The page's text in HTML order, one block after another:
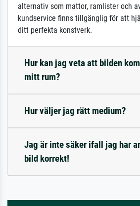
alternativ som mattor, ramlister och
kundservice finns tillgänglig för att
ditt perfekta konstverk.
Hur kan jag veta att bilden
mitt rum?
Hur väljer jag rätt medium?
Jag är inte säker ifall jag har
bild korrekt!